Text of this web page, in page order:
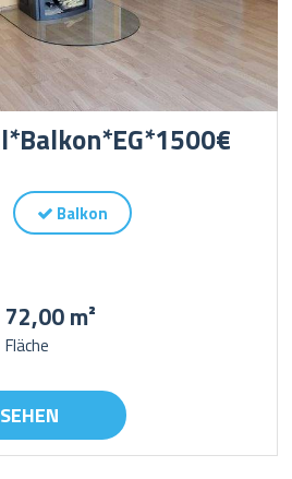
Balkon
72,00 m²
Fläche